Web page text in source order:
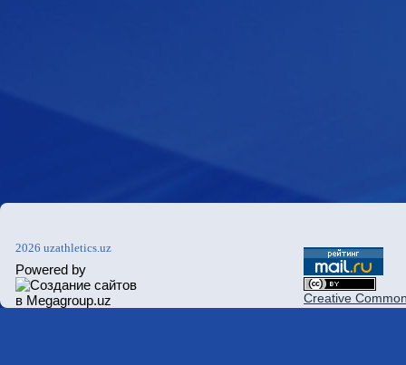
2026 uzathletics.uz
Powered by
Creative